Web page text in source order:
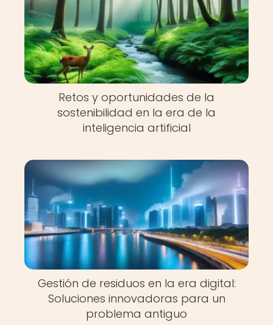
Retos y oportunidades de la
sostenibilidad en la era de la
inteligencia artificial
Gestión de residuos en la era digital:
Soluciones innovadoras para un
problema antiguo